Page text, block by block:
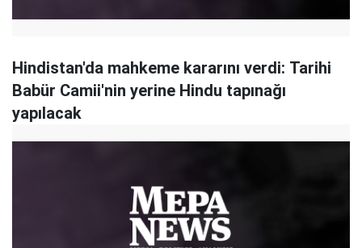
Hindistan'da mahkeme kararını verdi: Tarihi
Babür Camii'nin yerine Hindu tapınağı
yapılacak